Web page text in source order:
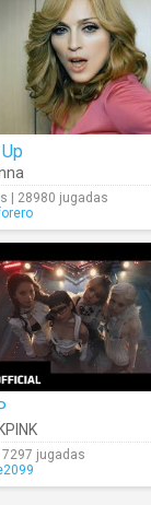
| 28980 jugadas
7297 jugadas